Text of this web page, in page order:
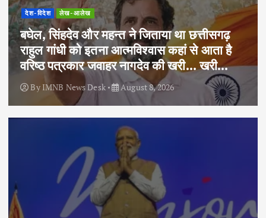
देश-विदेश लेख-आलेख
बघेल, सिंहदेव और महन्त ने जिताया था छत्तीसगढ़
राहुल गांधी को इतना आत्मविश्वास कहां से आता है
वरिष्ठ पत्रकार जवाहर नागदेव की खरी… खरी…
ByIMNB News Desk August 8, 2026